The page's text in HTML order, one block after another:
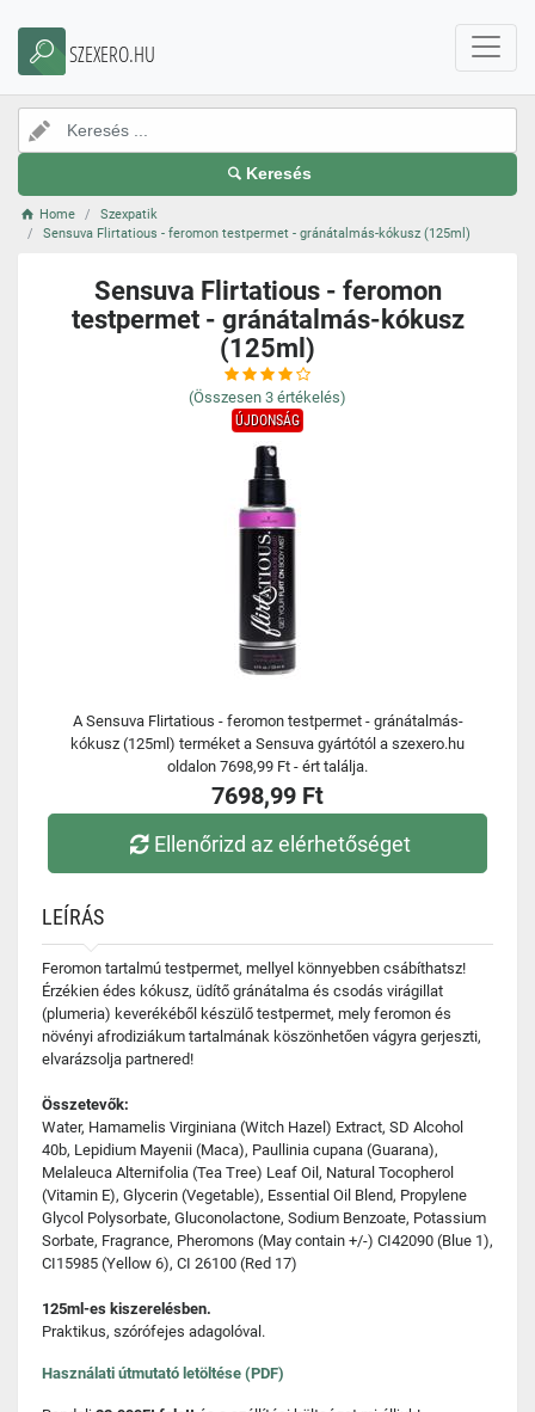
SZEXERO.HU
Keresés
Home
Szexpatik
Sensuva Flirtatious - feromon testpermet - gránátalmás-kókusz (125ml)
Sensuva Flirtatious - feromon
testpermet - gránátalmás-kókusz
(125ml)
(Összesen 3 értékelés)
ÚJDONSÁG
A Sensuva Flirtatious - feromon testpermet - gránátalmás-
kókusz (125ml) terméket a Sensuva gyártótól a szexero.hu
oldalon 7698,99 Ft - ért találja.
7698,99 Ft
Ellenőrizd az elérhetőséget
LEÍRÁS
Feromon tartalmú testpermet, mellyel könnyebben csábíthatsz!
Érzékien édes kókusz, üdítő gránátalma és csodás virágillat
(plumeria) keverékéből készülő testpermet, mely feromon és
növényi afrodiziákum tartalmának köszönhetően vágyra gerjeszti,
elvarázsolja partnered!
Összetevők:
Water, Hamamelis Virginiana (Witch Hazel) Extract, SD Alcohol
40b, Lepidium Mayenii (Maca), Paullinia cupana (Guarana),
Melaleuca Alternifolia (Tea Tree) Leaf Oil, Natural Tocopherol
(Vitamin E), Glycerin (Vegetable), Essential Oil Blend, Propylene
Glycol Polysorbate, Gluconolactone, Sodium Benzoate, Potassium
Sorbate, Fragrance, Pheromons (May contain +/-) CI42090 (Blue 1),
CI15985 (Yellow 6), CI 26100 (Red 17)
125ml-es kiszerelésben.
Praktikus, szórófejes adagolóval.
Használati útmutató letöltése (PDF)